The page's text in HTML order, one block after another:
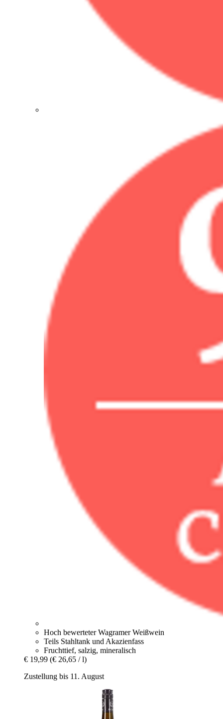
Hoch bewerteter Wagramer Weißwein
Teils Stahltank und Akazienfass
Fruchttief, salzig, mineralisch
€ 19,99 (€ 26,65 / l)
Zustellung bis 11. August